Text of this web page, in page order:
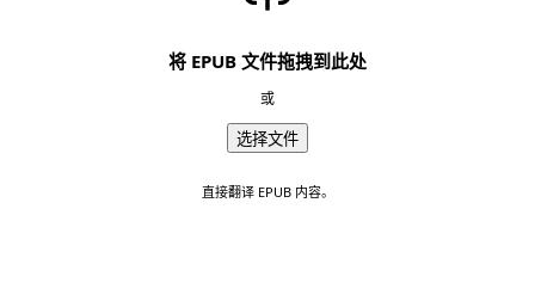
将 EPUB 文件拖拽到此处
或
选择文件
直接翻译 EPUB 内容。